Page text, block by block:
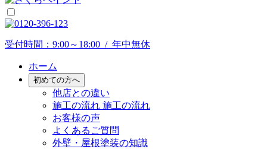
受付時間：9:00～18:00 / 年中無休
ホーム
初めての方へ
他店との違い
施工の流れ 施工の流れ
お客様の声
よくあるご質問
外壁・屋根塗装の知識